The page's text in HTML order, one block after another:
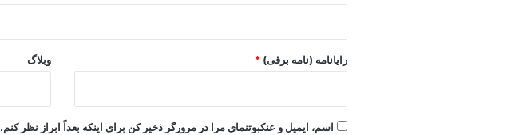
رایانامه (نامه برقی) * وبلاگ
اسم، ایمیل و عنکبوتنمای مرا در مرورگر ذخیر کن برای اینکه بعداً ابراز نظر کنم.